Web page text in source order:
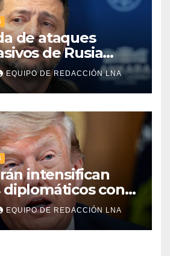
de ataques
de Rusia
y centros
eleva la tensión
ucraniano
EQUIPO DE REDACCIÓN LNA
intensifican
con
de Omán para
de Ormuz
EQUIPO DE REDACCIÓN LNA